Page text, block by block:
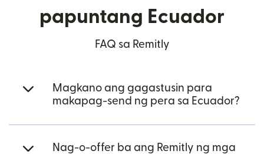
papuntang Ecuador
FAQ sa Remitly
Magkano ang gagastusin para
makapag-send ng pera sa Ecuador?
Nag-o-offer ba ang Remitly ng mga